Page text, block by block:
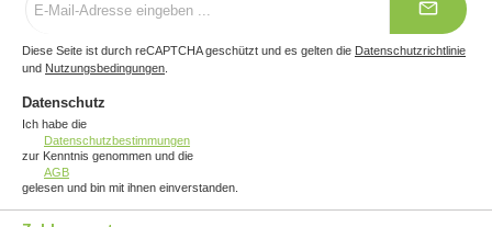
Mail-
Diese Seite ist durch reCAPTCHA geschützt und es gelten die Datenschutzrichtlinie
und Nutzungsbedingungen
Datenschutz
Ich habe die
Datenschutzbestimmungen
zur Kenntnis genommen und die
AGB
gelesen und bin mit ihnen einverstanden.